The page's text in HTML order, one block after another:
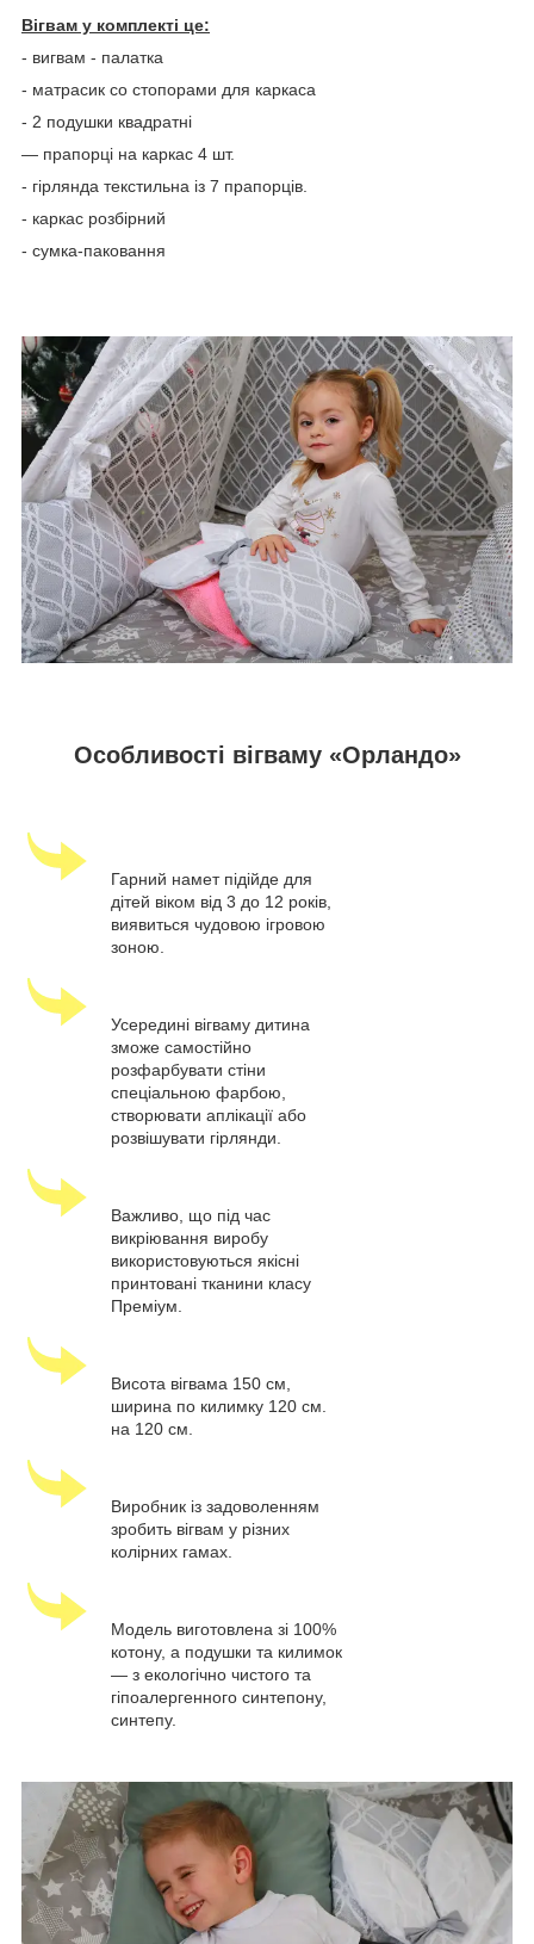
Вігвам у комплекті це:
- вигвам - палатка
- матрасик со стопорами для каркаса
- 2 подушки квадратні
— прапорці на каркас 4 шт.
- гірлянда текстильна із 7 прапорців.
- каркас розбірний
- сумка-паковання
Особливості вігваму «Орландо»
Гарний намет підійде для
дітей віком від 3 до 12 років,
виявиться чудовою ігровою
зоною.
Усередині вігваму дитина
зможе самостійно
розфарбувати стіни
спеціальною фарбою,
створювати аплікації або
розвішувати гірлянди.
Важливо, що під час
викріювання виробу
використовуються якісні
принтовані тканини класу
Преміум.
Висота вігвама 150 см,
ширина по килимку 120 см.
на 120 см.
Виробник із задоволенням
зробить вігвам у різних
колірних гамах.
Модель виготовлена зі 100%
котону, а подушки та килимок
— з екологічно чистого та
гіпоалергенного синтепону,
синтепу.